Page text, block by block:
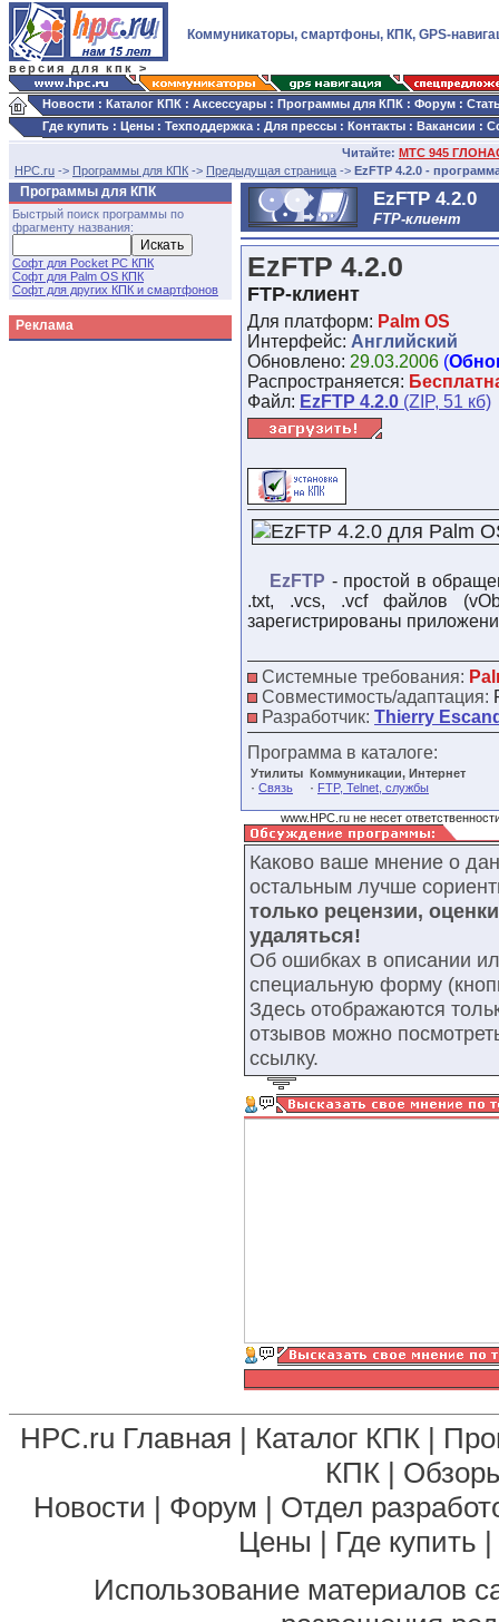
версия для кпк >
Коммуникаторы, смартфоны, КПК, GPS-
Новости : Каталог КПК : Аксессуары : Программы для КПК : Форум :
Где купить : Цены : Техподдержка : Для прессы : Контакты : Вакансии :
Читайте: МТС 945
HPC.ru -> Программы для КПК -> Предыдущая страница -> EzFTP 4.2.0 -
Программы для КПК
Быстрый поиск программы по
фрагменту названия:
Софт для Pocket PC КПК
Софт для Palm OS КПК
Софт для других КПК и смартфонов
Реклама
EzFTP 4.2.0
FTP-клиент
EzFTP 4.2.0
FTP-клиент
Для платформ: Palm OS
Интерфейс: Английский
Обновлено: 29.03.2006 (
Распространяется:
Файл: EzFTP 4.2.0 (ZIP, 51 кб)
EzFTP - простой в
.txt, .vcs, .vcf файлов
зарегистрированы
Системные требования:
Совместимость/адаптация:
Разработчик: Thierry
Программа в каталоге:
Утилиты
· Связь
Коммуникации, Интернет
· FTP, Telnet, службы
www.HPC.ru не несет
Каково ваше мнение о
остальным лучше
только рецензии,
удаляться!
Об ошибках в описании
специальную форму
Здесь отображаются
отзывов можно
ссылку.
HPC.ru Главная | Каталог КПК |
КПК |
Новости | Форум | Отдел
Цены | Где купить |
Использование материалов